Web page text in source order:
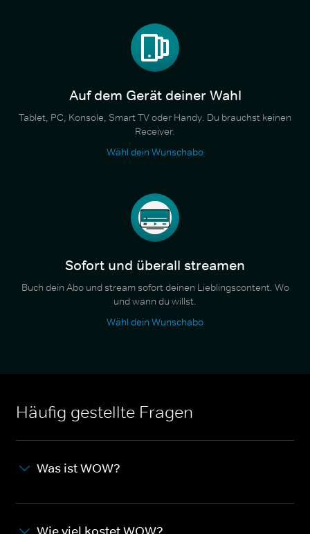
Auf dem Gerät deiner Wahl
Tablet, PC, Konsole, Smart TV oder Handy. Du brauchst keinen
Receiver.
Wähl dein Wunschabo
Sofort und überall streamen
Buch dein Abo und stream sofort deinen Lieblingscontent. Wo
und wann du willst.
Wähl dein Wunschabo
Häufig gestellte Fragen
Was ist WOW?